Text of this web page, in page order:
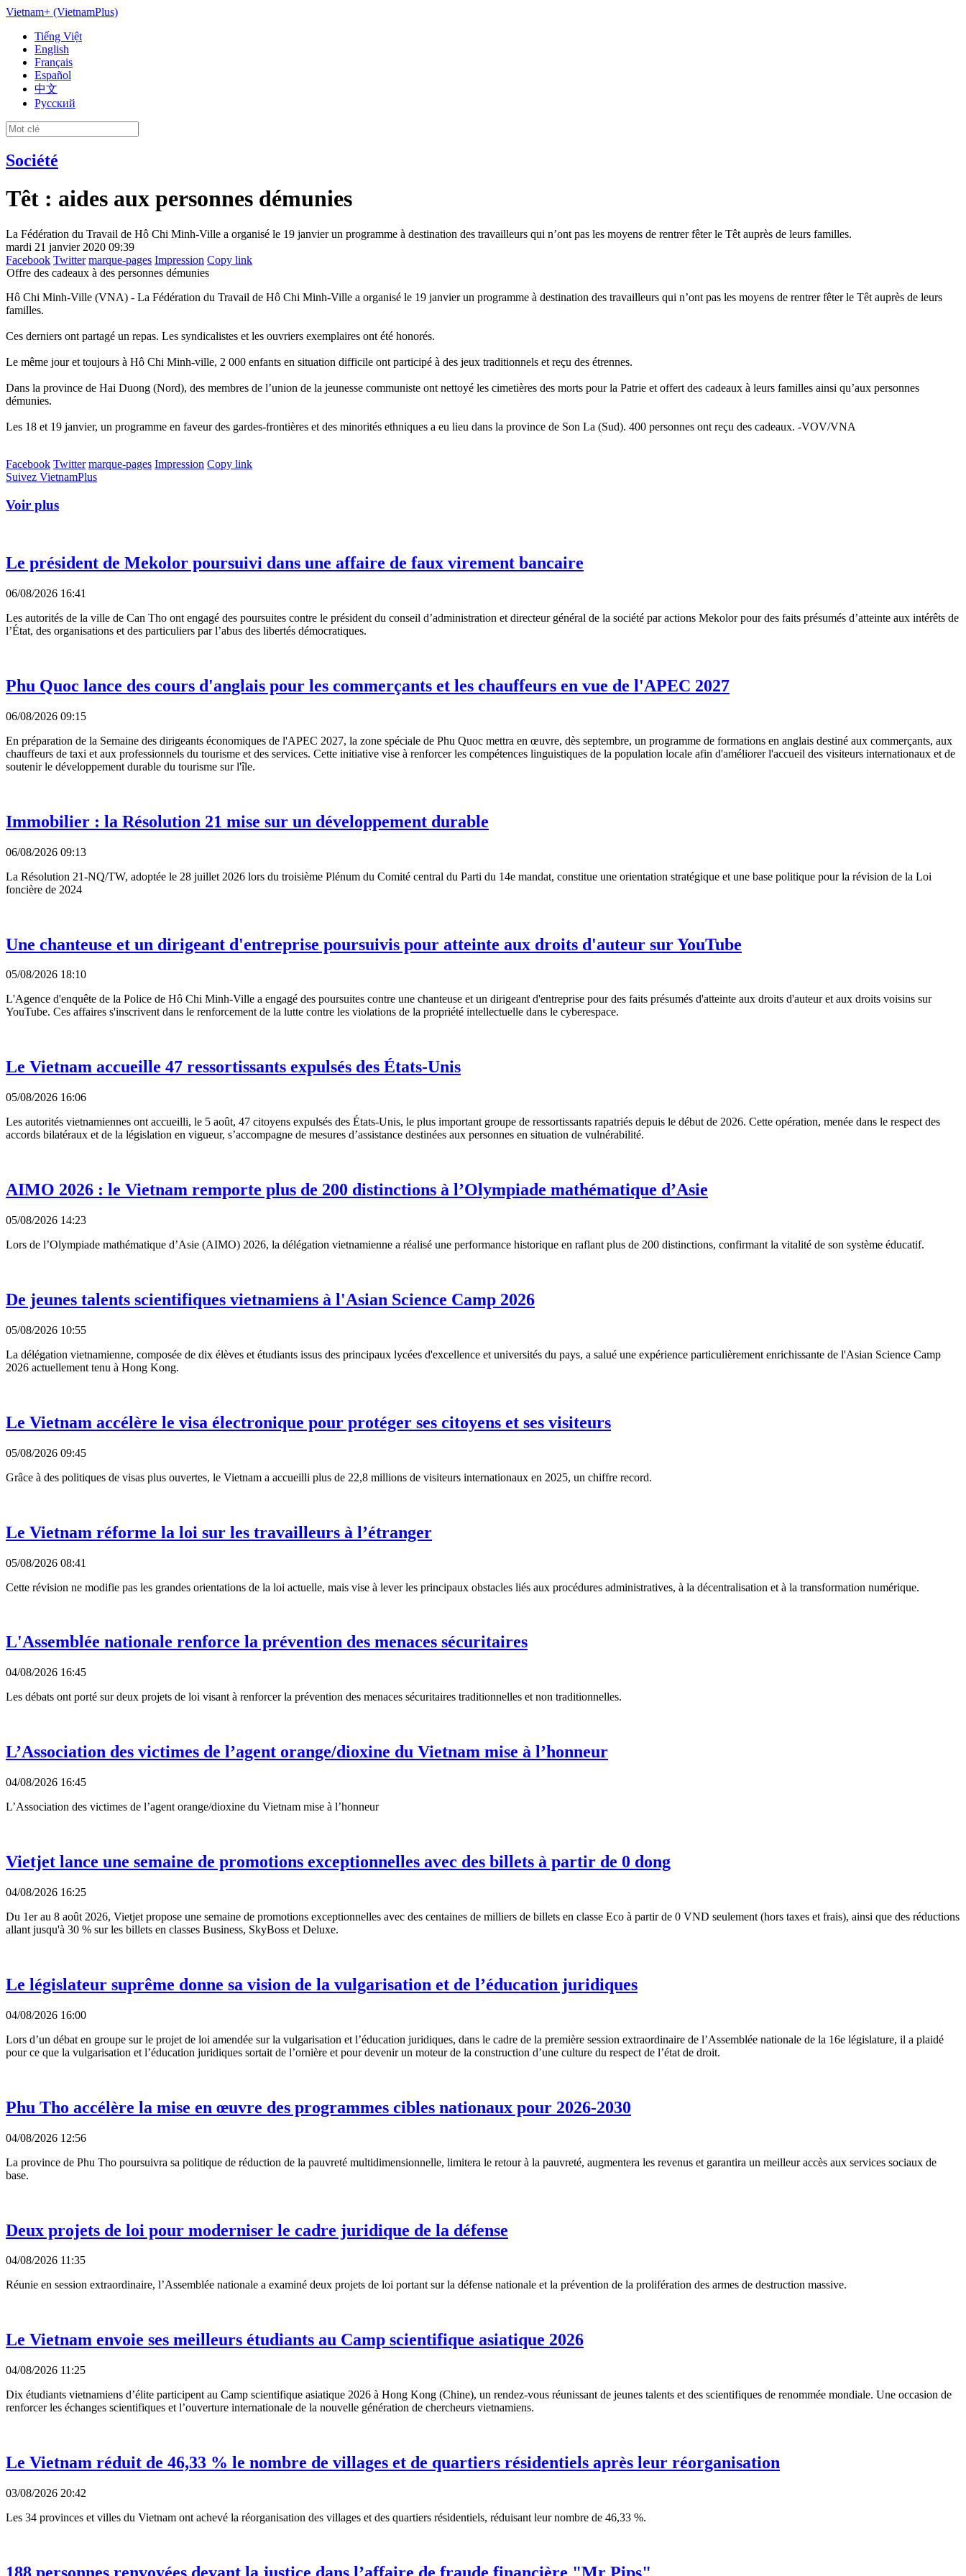
Vietnam+ (VietnamPlus)
Tiếng Việt
English
Français
Español
中文
Русский
Société
Têt : aides aux personnes démunies
La Fédération du Travail de Hô Chi Minh-Ville a organisé le 19 janvier un programme à destination des travailleurs qui n’ont pas les moyens de rentrer fêter le Têt auprès de leurs familles.
mardi 21 janvier 2020 09:39
Facebook Twitter marque-pages Impression Copy link
Offre des cadeaux à des personnes démunies
Hô Chi Minh-Ville (VNA) - La Fédération du Travail de Hô Chi Minh-Ville a organisé le 19 janvier un programme à destination des travailleurs qui n’ont pas les moyens de rentrer fêter le Têt auprès de leurs
familles.
Ces derniers ont partagé un repas. Les syndicalistes et les ouvriers exemplaires ont été honorés.
Le même jour et toujours à Hô Chi Minh-ville, 2 000 enfants en situation difficile ont participé à des jeux traditionnels et reçu des étrennes.
Dans la province de Hai Duong (Nord), des membres de l’union de la jeunesse communiste ont nettoyé les cimetières des morts pour la Patrie et offert des cadeaux à leurs familles ainsi qu’aux personnes
démunies.
Les 18 et 19 janvier, un programme en faveur des gardes-frontières et des minorités ethniques a eu lieu dans la province de Son La (Sud). 400 personnes ont reçu des cadeaux. -VOV/VNA
Facebook Twitter marque-pages Impression Copy link
Suivez VietnamPlus
Voir plus
Le président de Mekolor poursuivi dans une affaire de faux virement bancaire
06/08/2026 16:41
Les autorités de la ville de Can Tho ont engagé des poursuites contre le président du conseil d’administration et directeur général de la société par actions Mekolor pour des faits présumés d’atteinte aux intérêts de
l’État, des organisations et des particuliers par l’abus des libertés démocratiques.
Phu Quoc lance des cours d'anglais pour les commerçants et les chauffeurs en vue de l'APEC 2027
06/08/2026 09:15
En préparation de la Semaine des dirigeants économiques de l'APEC 2027, la zone spéciale de Phu Quoc mettra en œuvre, dès septembre, un programme de formations en anglais destiné aux commerçants, aux
chauffeurs de taxi et aux professionnels du tourisme et des services. Cette initiative vise à renforcer les compétences linguistiques de la population locale afin d'améliorer l'accueil des visiteurs internationaux et de
soutenir le développement durable du tourisme sur l'île.
Immobilier : la Résolution 21 mise sur un développement durable
06/08/2026 09:13
La Résolution 21-NQ/TW, adoptée le 28 juillet 2026 lors du troisième Plénum du Comité central du Parti du 14e mandat, constitue une orientation stratégique et une base politique pour la révision de la Loi
foncière de 2024
Une chanteuse et un dirigeant d'entreprise poursuivis pour atteinte aux droits d'auteur sur YouTube
05/08/2026 18:10
L'Agence d'enquête de la Police de Hô Chi Minh-Ville a engagé des poursuites contre une chanteuse et un dirigeant d'entreprise pour des faits présumés d'atteinte aux droits d'auteur et aux droits voisins sur
YouTube. Ces affaires s'inscrivent dans le renforcement de la lutte contre les violations de la propriété intellectuelle dans le cyberespace.
Le Vietnam accueille 47 ressortissants expulsés des États-Unis
05/08/2026 16:06
Les autorités vietnamiennes ont accueilli, le 5 août, 47 citoyens expulsés des États-Unis, le plus important groupe de ressortissants rapatriés depuis le début de 2026. Cette opération, menée dans le respect des
accords bilatéraux et de la législation en vigueur, s’accompagne de mesures d’assistance destinées aux personnes en situation de vulnérabilité.
AIMO 2026 : le Vietnam remporte plus de 200 distinctions à l’Olympiade mathématique d’Asie
05/08/2026 14:23
Lors de l’Olympiade mathématique d’Asie (AIMO) 2026, la délégation vietnamienne a réalisé une performance historique en raflant plus de 200 distinctions, confirmant la vitalité de son système éducatif.
De jeunes talents scientifiques vietnamiens à l'Asian Science Camp 2026
05/08/2026 10:55
La délégation vietnamienne, composée de dix élèves et étudiants issus des principaux lycées d'excellence et universités du pays, a salué une expérience particulièrement enrichissante de l'Asian Science Camp
2026 actuellement tenu à Hong Kong.
Le Vietnam accélère le visa électronique pour protéger ses citoyens et ses visiteurs
05/08/2026 09:45
Grâce à des politiques de visas plus ouvertes, le Vietnam a accueilli plus de 22,8 millions de visiteurs internationaux en 2025, un chiffre record.
Le Vietnam réforme la loi sur les travailleurs à l’étranger
05/08/2026 08:41
Cette révision ne modifie pas les grandes orientations de la loi actuelle, mais vise à lever les principaux obstacles liés aux procédures administratives, à la décentralisation et à la transformation numérique.
L'Assemblée nationale renforce la prévention des menaces sécuritaires
04/08/2026 16:45
Les débats ont porté sur deux projets de loi visant à renforcer la prévention des menaces sécuritaires traditionnelles et non traditionnelles.
L’Association des victimes de l’agent orange/dioxine du Vietnam mise à l’honneur
04/08/2026 16:45
L’Association des victimes de l’agent orange/dioxine du Vietnam mise à l’honneur
Vietjet lance une semaine de promotions exceptionnelles avec des billets à partir de 0 dong
04/08/2026 16:25
Du 1er au 8 août 2026, Vietjet propose une semaine de promotions exceptionnelles avec des centaines de milliers de billets en classe Eco à partir de 0 VND seulement (hors taxes et frais), ainsi que des réductions
allant jusqu'à 30 % sur les billets en classes Business, SkyBoss et Deluxe.
Le législateur suprême donne sa vision de la vulgarisation et de l’éducation juridiques
04/08/2026 16:00
Lors d’un débat en groupe sur le projet de loi amendée sur la vulgarisation et l’éducation juridiques, dans le cadre de la première session extraordinaire de l’Assemblée nationale de la 16e législature, il a plaidé
pour ce que la vulgarisation et l’éducation juridiques sortait de l’ornière et pour devenir un moteur de la construction d’une culture du respect de l’état de droit.
Phu Tho accélère la mise en œuvre des programmes cibles nationaux pour 2026-2030
04/08/2026 12:56
La province de Phu Tho poursuivra sa politique de réduction de la pauvreté multidimensionnelle, limitera le retour à la pauvreté, augmentera les revenus et garantira un meilleur accès aux services sociaux de
base.
Deux projets de loi pour moderniser le cadre juridique de la défense
04/08/2026 11:35
Réunie en session extraordinaire, l’Assemblée nationale a examiné deux projets de loi portant sur la défense nationale et la prévention de la prolifération des armes de destruction massive.
Le Vietnam envoie ses meilleurs étudiants au Camp scientifique asiatique 2026
04/08/2026 11:25
Dix étudiants vietnamiens d’élite participent au Camp scientifique asiatique 2026 à Hong Kong (Chine), un rendez-vous réunissant de jeunes talents et des scientifiques de renommée mondiale. Une occasion de
renforcer les échanges scientifiques et l’ouverture internationale de la nouvelle génération de chercheurs vietnamiens.
Le Vietnam réduit de 46,33 % le nombre de villages et de quartiers résidentiels après leur réorganisation
03/08/2026 20:42
Les 34 provinces et villes du Vietnam ont achevé la réorganisation des villages et des quartiers résidentiels, réduisant leur nombre de 46,33 %.